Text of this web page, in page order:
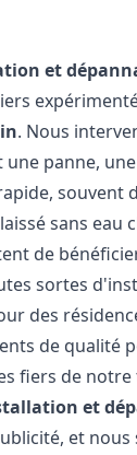
et
. Nous
panne,
souvent
sans eau
de
sortes
des
de qualité
fiers de
et
et